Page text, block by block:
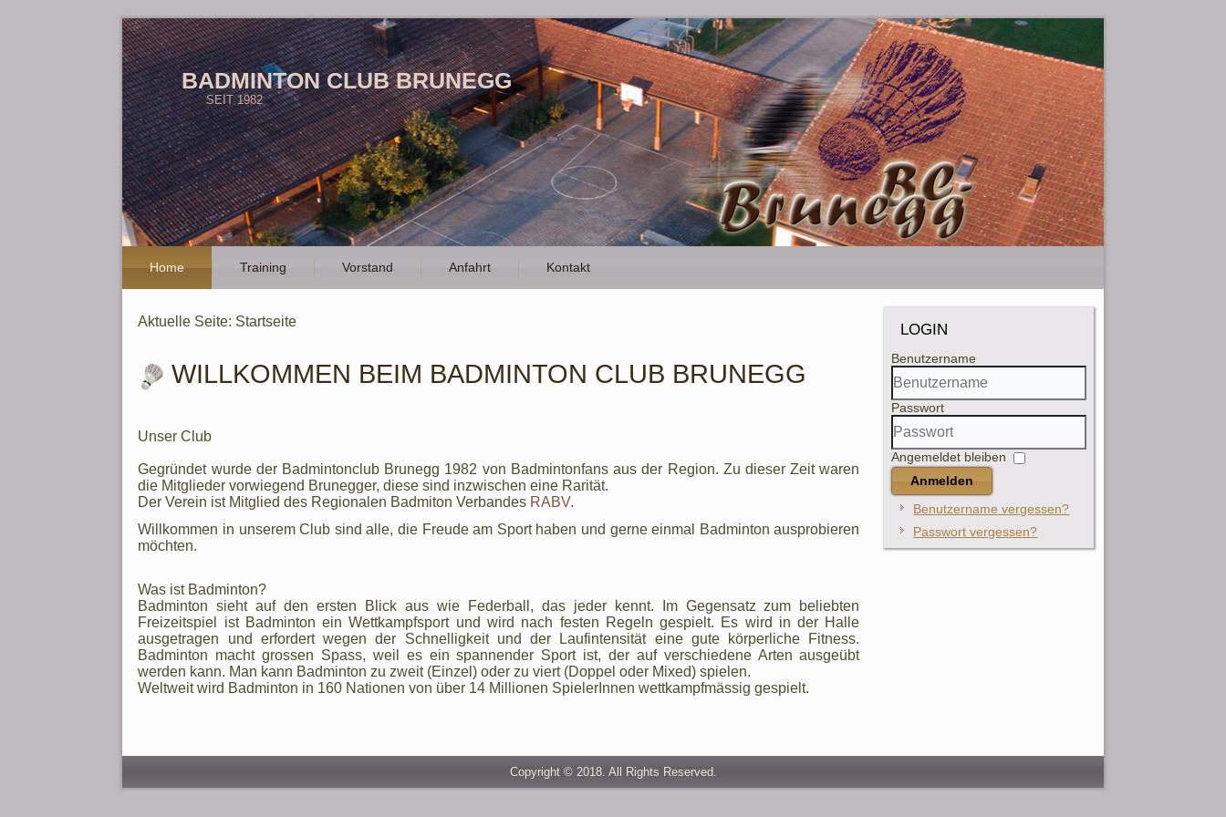
BADMINTON CLUB BRUNEGG
SEIT 1982
Home Training Vorstand Anfahrt Kontakt
Aktuelle Seite: Startseite
WILLKOMMEN BEIM BADMINTON CLUB BRUNEGG
Unser Club
Gegründet wurde der Badmintonclub Brunegg 1982 von Badmintonfans aus der Region. Zu dieser Zeit waren
die Mitglieder vorwiegend Brunegger, diese sind inzwischen eine Rarität.
Der Verein ist Mitglied des Regionalen Badmiton Verbandes RABV.
Willkommen in unserem Club sind alle, die Freude am Sport haben und gerne einmal Badminton ausprobieren
möchten.
Was ist Badminton?
Badminton sieht auf den ersten Blick aus wie Federball, das jeder kennt. Im Gegensatz zum beliebten
Freizeitspiel ist Badminton ein Wettkampfsport und wird nach festen Regeln gespielt. Es wird in der Halle
ausgetragen und erfordert wegen der Schnelligkeit und der Laufintensität eine gute körperliche Fitness.
Badminton macht grossen Spass, weil es ein spannender Sport ist, der auf verschiedene Arten ausgeübt
werden kann. Man kann Badminton zu zweit (Einzel) oder zu viert (Doppel oder Mixed) spielen.
Weltweit wird Badminton in 160 Nationen von über 14 Millionen SpielerInnen wettkampfmässig gespielt.
LOGIN
Benutzername
Passwort
Angemeldet bleiben
Anmelden
Benutzername vergessen?
Passwort vergessen?
Copyright © 2018. All Rights Reserved.